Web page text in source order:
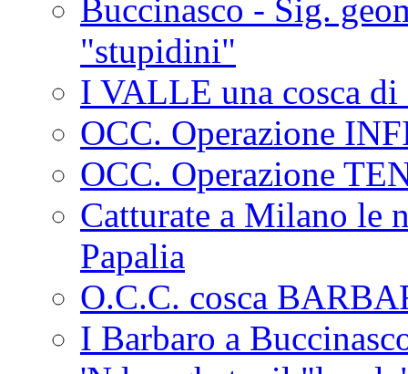
Buccinasco - Sig.
"stupidini"
I VALLE una cosca
OCC. Operazione
OCC. Operazione
Catturate a Milano le
Papalia
O.C.C. cosca
I Barbaro a